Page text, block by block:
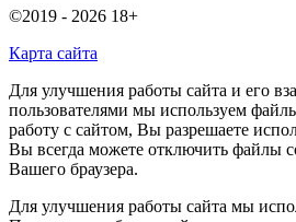
©2019 - 2026 18+
Карта сайта
Для улучшения работы сайта и его
пользователями мы используем
работу с сайтом, Вы разрешаете
Вы всегда можете отключить файлы
Вашего браузера.
Для улучшения работы сайта мы